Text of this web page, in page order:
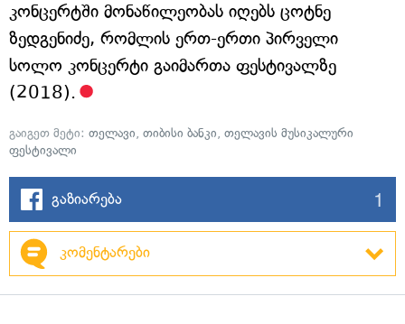
კონცერტში მონაწილეობას იღებს ცოტნე
ზედგენიძე, რომლის ერთ-ერთი პირველი
სოლო კონცერტი გაიმართა ფესტივალზე
(2018).
გაიგეთ მეტი: თელავი, თიბისი ბანკი, თელავის მუსიკალური
ფესტივალი
გაზიარება 1
კომენტარები